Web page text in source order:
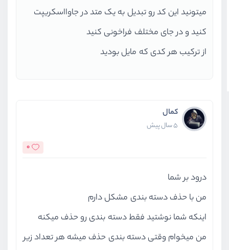
میتونید این کد رو تبدیل به یک متد در جاوااسکریپت
کنید و در جای مختلف فراخونی کنید
از ترکیب هر کدی که مایل بودید
کمال
5 سال پیش
0
درود بر شما
من با حذف دسته بندی مشکل دارم
اینکه شما نوشتید فقط دسته بندی رو حذف میکنه
من میخوام وقتی دسته بندی حذف میشه هر تعداد زیر